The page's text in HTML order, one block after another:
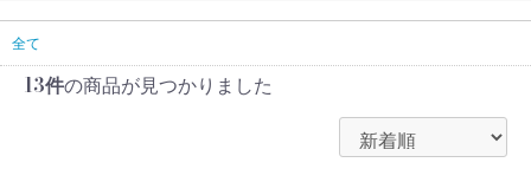
円
30000円
全て
13件の商品が見つかりました